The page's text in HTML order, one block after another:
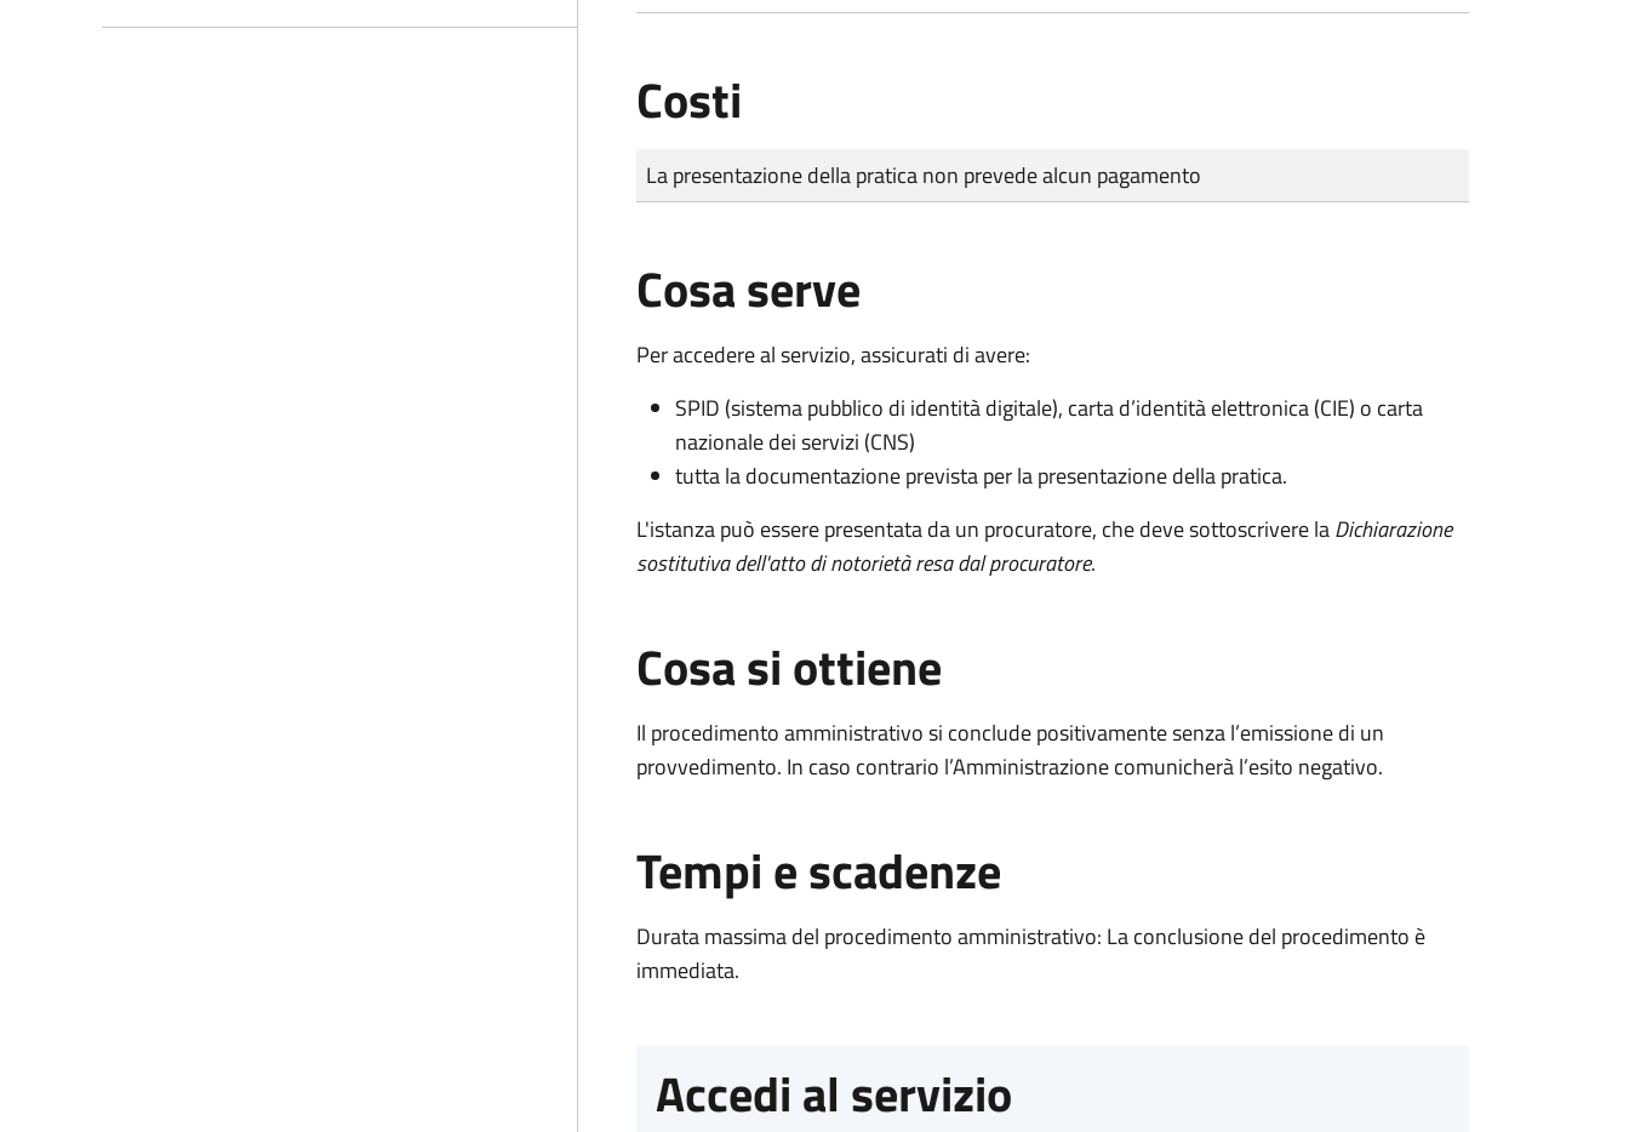
Costi
Tipo di pagamento
Importo
La presentazione della pratica non prevede alcun pagamento
Cosa serve
Per accedere al servizio, assicurati di avere:
SPID (sistema pubblico di identità digitale), carta d’identità elettronica (CIE) o carta
nazionale dei servizi (CNS)
tutta la documentazione prevista per la presentazione della pratica.
L'istanza può essere presentata da un procuratore, che deve sottoscrivere laDichiarazione
sostitutiva dell'atto di notorietà resa dal procuratore.
Cosa si ottiene
Il procedimento amministrativo si conclude positivamente senza l’emissione di un
provvedimento. In caso contrario l’Amministrazione comunicherà l’esito negativo.
Tempi e scadenze
Durata massima del procedimento amministrativo: La conclusione del procedimento è
immediata.
Accedi al servizio